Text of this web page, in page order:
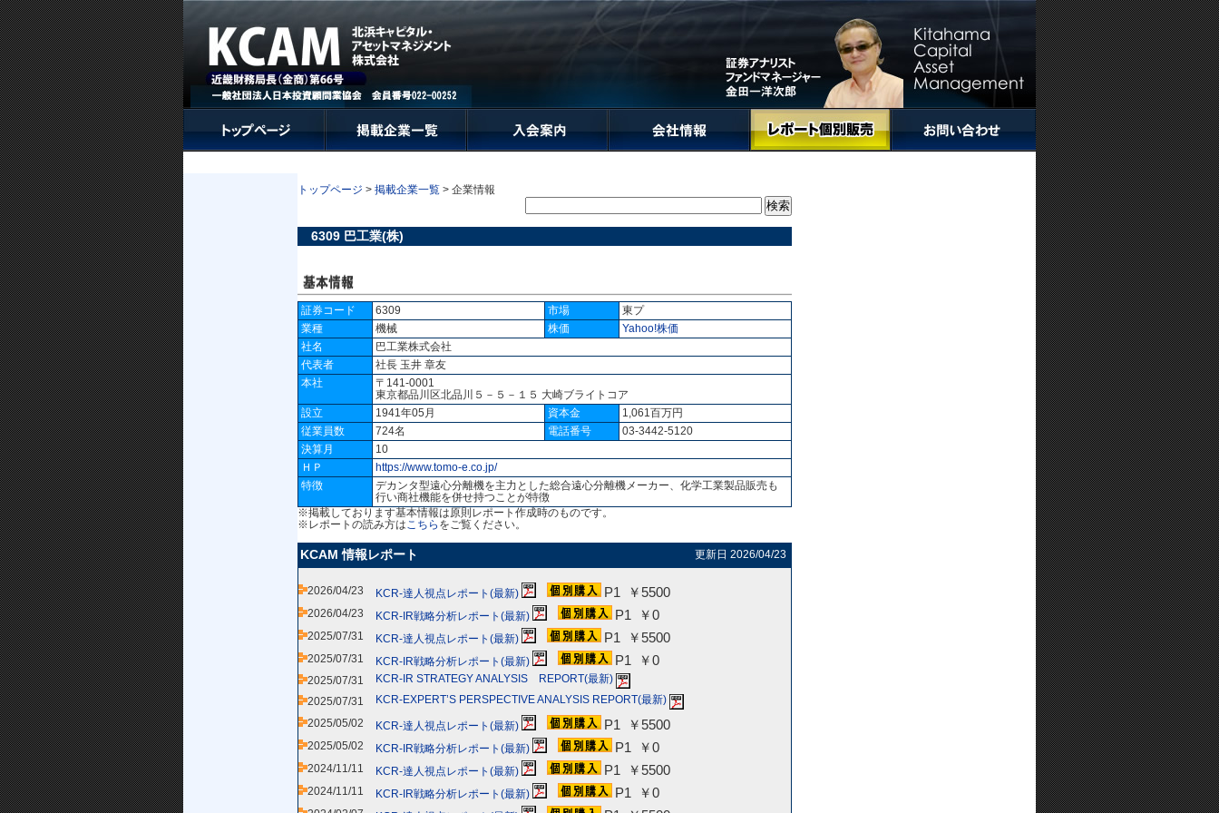
トップページ > 掲載企業一覧 > 企業情報
6309 巴工業(株)
証券コード 6309 市場
東プ
業種
機械 株価
Yahoo!株価
社名
巴工業株式会社
代表者
社長 玉井 章友
本社
〒141-0001
東京都品川区北品川５－５－１５ 大崎ブライトコア
設立
1941年05月 資本金
1,061百万円
従業員数
724名 電話番号
03-3442-5120
決算月
10
ＨＰ
https://www.tomo-e.co.jp/
特徴
デカンタ型遠心分離機を主力とした総合遠心分離機メーカー、化学工業製品販売も
行い商社機能を併せ持つことが特徴
※掲載しております基本情報は原則レポート作成時のものです。
※レポートの読み方はこちら をご覧ください。
KCAM 情報レポート 更新日 2026/04/23
2026/04/23 KCR-達人視点レポート(最新) P1 ￥5500
2026/04/23 KCR-IR戦略分析レポート(最新) P1 ￥0
2025/07/31 KCR-達人視点レポート(最新) P1 ￥5500
2025/07/31 KCR-IR戦略分析レポート(最新) P1 ￥0
2025/07/31
KCR-IR STRATEGY ANALYSIS REPORT(最新)
2025/07/31
KCR-EXPERT’S PERSPECTIVE ANALYSIS REPORT(最新)
2025/05/02
KCR-達人視点レポート(最新) P1 ￥5500
2025/05/02 KCR-IR戦略分析レポート(最新) P1 ￥0
2024/11/11 KCR-達人視点レポート(最新) P1 ￥5500
2024/11/11 KCR-IR戦略分析レポート(最新) P1 ￥0